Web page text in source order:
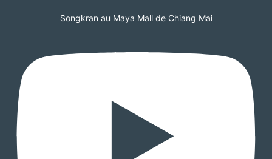
Songkran au Maya Mall de Chiang Mai